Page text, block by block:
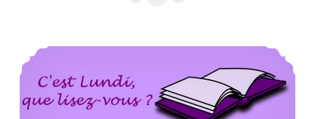
Vous
#77
C’est Lundi, Que Lisez-Vous ? #76